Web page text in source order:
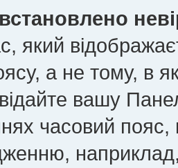
який
а не тому, в
вашу
часовий пояс,